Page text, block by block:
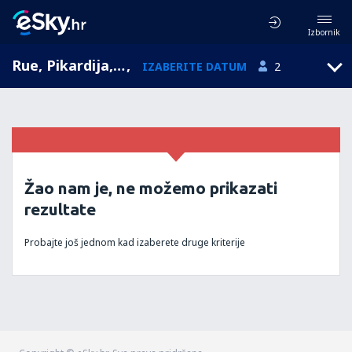
Izbornik
Rue, Pikardija, Francuska, IZABERITE DATUM 2
Žao nam je, ne možemo prikazati
rezultate
Probajte još jednom kad izaberete druge kriterije